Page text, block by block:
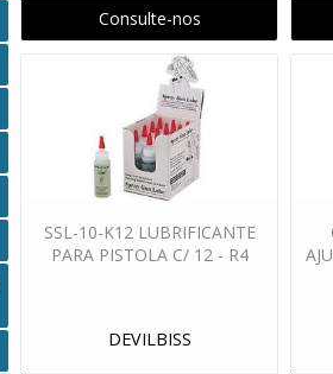
Consulte-nos
SSL-10-K12 LUBRIFICANTE
PARA PISTOLA C/ 12 - R4
DEVILBISS